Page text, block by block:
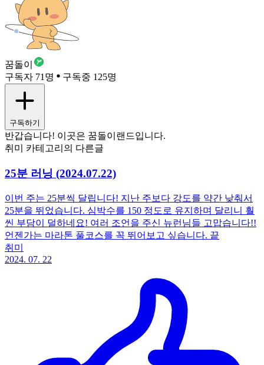
꿈돌이
구독자 71명
구독중 125명
구독하기
반갑습니다! 이곳은 꿈돌이랜드입니다.
취미 카테고리의 다른글
25분 러닝 (2024.07.22)
이번 주는 25분씩 달립니다! 지난 주보다 강도를 약간 낮춰서
25분을 뛰었습니다. 심박수를 150 정도로 유지하며 달리니 훨
씬 부담이 덜하네요! 여러 조언을 주신 뉴런님들 고맙습니다!!
언젠가는 마라톤 풀코스를 꼭 뛰어보고 싶습니다. 끝
취미
2024. 07. 22